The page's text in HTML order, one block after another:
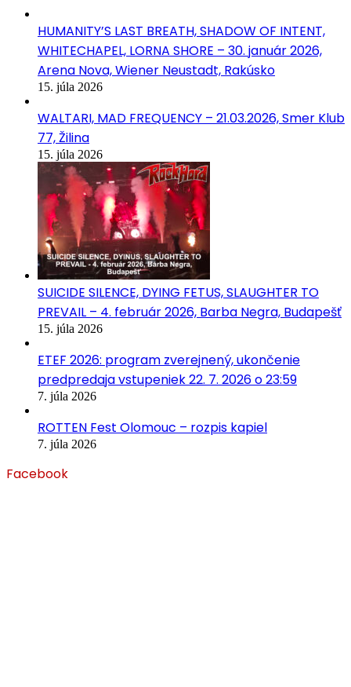
HUMANITY’S LAST BREATH, SHADOW OF INTENT,
WHITECHAPEL, LORNA SHORE – 30. január 2026,
Arena Nova, Wiener Neustadt, Rakúsko
15. júla 2026
WALTARI, MAD FREQUENCY – 21.03.2026, Smer Klub
77, Žilina
15. júla 2026
SUICIDE SILENCE, DYING FETUS, SLAUGHTER TO
PREVAIL – 4. február 2026, Barba Negra, Budapešť
15. júla 2026
ETEF 2026: program zverejnený, ukončenie
predpredaja vstupeniek 22. 7. 2026 o 23:59
7. júla 2026
ROTTEN Fest Olomouc – rozpis kapiel
7. júla 2026
Facebook